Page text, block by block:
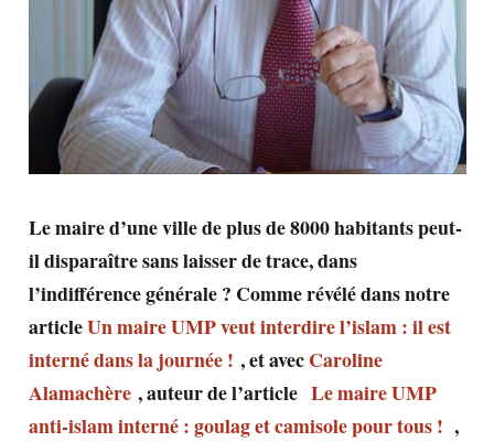
Le maire d’une ville de plus de 8000 habitants peut-
il disparaître sans laisser de trace, dans
l’indifférence générale ? Comme révélé dans notre
articleUn maire UMP veut interdire l’islam : il est
interné dans la journée ! , et avecCaroline
Alamachère, auteur de l’article Le maire UMP
anti-islam interné : goulag et camisole pour tous ! ,